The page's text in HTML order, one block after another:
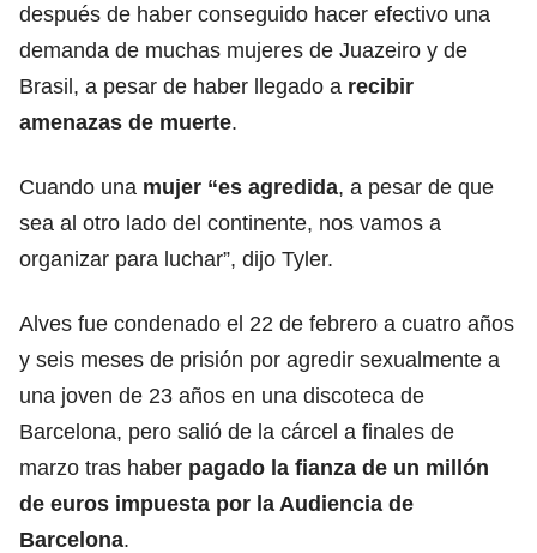
después de haber conseguido hacer efectivo una
demanda de muchas mujeres de Juazeiro y de
Brasil, a pesar de haber llegado a recibir
amenazas de muerte.
Cuando una mujer “es agredida, a pesar de que
sea al otro lado del continente, nos vamos a
organizar para luchar”, dijo Tyler.
Alves fue condenado el 22 de febrero a cuatro años
y seis meses de prisión por agredir sexualmente a
una joven de 23 años en una discoteca de
Barcelona, pero salió de la cárcel a finales de
marzo tras haber pagado la fianza de un millón
de euros impuesta por la Audiencia de
Barcelona.